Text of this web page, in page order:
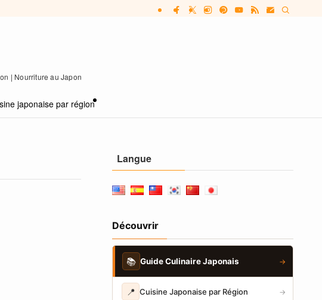
| Nourriture au Japon
japonaise par région
Langue
Découvrir
📚 Guide Culinaire Japonais →
📍 Cuisine Japonaise par Région →